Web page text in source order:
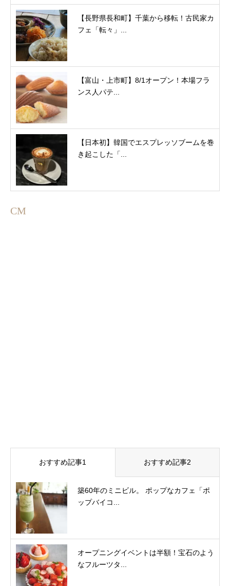
【長野県長和町】千葉から移転！古民家カ
フェ「転々」...
【富山・上市町】8/1オープン！本場フラ
ンス人パテ...
【日本初】韓国でエスプレッソブームを巻
き起こした「...
CM
おすすめ記事1 おすすめ記事2
築60年のミニビル。 ポップなカフェ「ポ
ップバイコ...
オープニングイベントは半額！宝石のよう
なフルーツタ...